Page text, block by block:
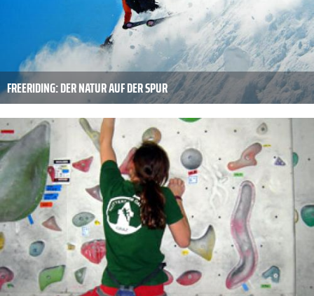
FREERIDING: DER NATUR AUF DER SPUR